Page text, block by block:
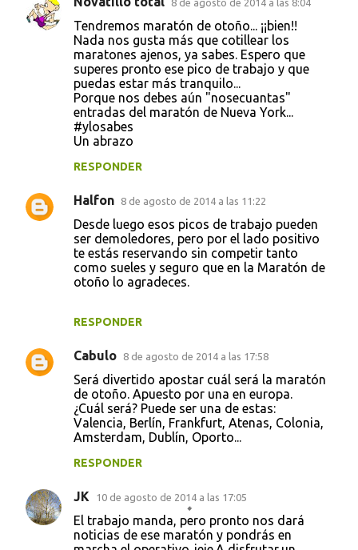
8 de agosto de 2014 a las 8:04
Tendremos maratón de otoño... ¡¡bien!!
Nada nos gusta más que cotillear los
maratones ajenos, ya sabes. Espero que
superes pronto ese pico de trabajo y que
puedas estar más tranquilo...
Porque nos debes aún "nosecuantas"
entradas del maratón de Nueva York...
#ylosabes
Un abrazo
RESPONDER
Halfon 8 de agosto de 2014 a las 11:22
Desde luego esos picos de trabajo pueden
ser demoledores, pero por el lado positivo
te estás reservando sin competir tanto
como sueles y seguro que en la Maratón de
otoño lo agradeces.
RESPONDER
Cabulo 8 de agosto de 2014 a las 17:58
Será divertido apostar cuál será la maratón
de otoño. Apuesto por una en europa.
¿Cuál será? Puede ser una de estas:
Valencia, Berlín, Frankfurt, Atenas, Colonia,
Amsterdam, Dublín, Oporto...
RESPONDER
JK 10 de agosto de 2014 a las 17:05
El trabajo manda, pero pronto nos dará
noticias de ese maratón y pondrás en